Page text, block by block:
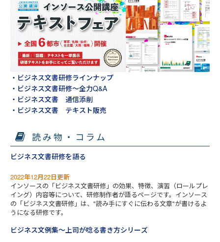
・ビジネス文書研修ラインナップ
・ビジネス文書研修～全力Q&A
・ビジネス文書 通信添削
・ビジネス文書 テキスト販売
読み物・コラム
ビジネス文書研修を語る
2022年12月22日更新
インソースの「ビジネス文書研修」の効果、特徴、演習（ロールプレ
イング）内容等について、研修制作者が語るページです。インソース
の「ビジネス文書研修」は、"読み手にすぐに伝わる文章"が書けるよ
うになる研修です。
ビジネス文例集～上司が唸る書き方シリーズ